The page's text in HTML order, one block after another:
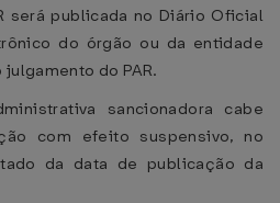
será publicada no Diário Oficial
do órgão ou da entidade
do PAR.
sancionadora cabe
com efeito suspensivo, no
da data de publicação da